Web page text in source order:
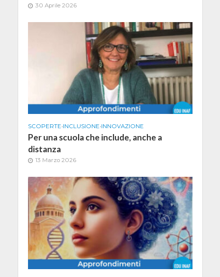
30 Aprile 2026
SCOPERTE•INCLUSIONE•INNOVAZIONE
Per una scuola che include, anche a
distanza
13 Marzo 2026